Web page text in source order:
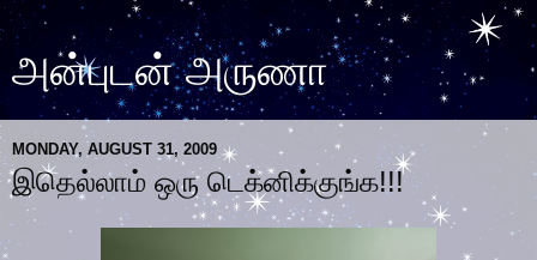
அன்புடன் அருணா
MONDAY, AUGUST 31, 2009
இதெல்லாம் ஒரு டெக்னிக்குங்க!!!